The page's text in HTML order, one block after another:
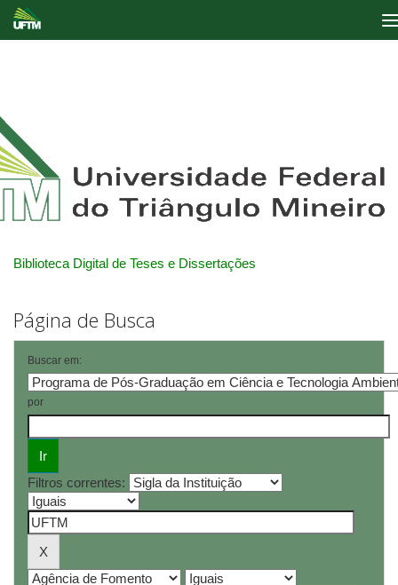
Biblioteca Digital de Teses e Dissertações
Página de Busca
Buscar em:
por
Filtros correntes: